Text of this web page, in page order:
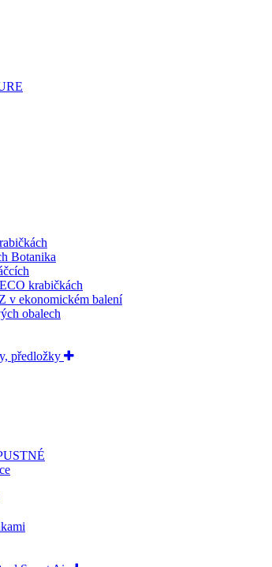
Botanika
krabičkách
v ekonomickém balení
obalech
předložky